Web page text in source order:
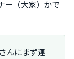
ー（大家）かで
んにまず連